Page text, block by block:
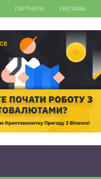
ПАРТНЕРИ РЕКЛАМА